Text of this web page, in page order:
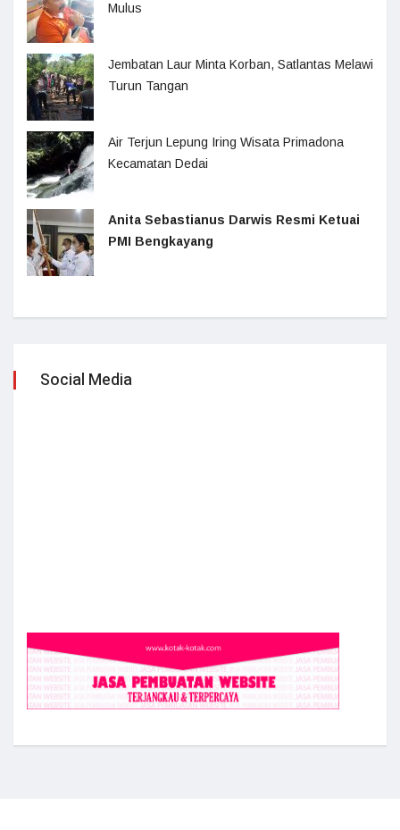
Mulus
Jembatan Laur Minta Korban, Satlantas Melawi
Turun Tangan
Air Terjun Lepung Iring Wisata Primadona
Kecamatan Dedai
Anita Sebastianus Darwis Resmi Ketuai
PMI Bengkayang
Social Media